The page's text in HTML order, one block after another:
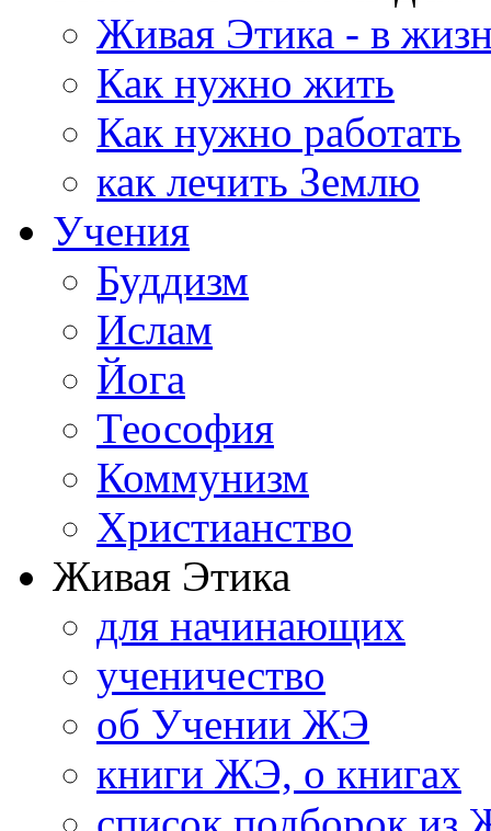
Живая Этика - в
Как нужно жить
Как нужно работать
как лечить Землю
Учения
Буддизм
Ислам
Йога
Теософия
Коммунизм
Христианство
Живая Этика
для начинающих
ученичество
об Учении ЖЭ
книги ЖЭ, о книгах